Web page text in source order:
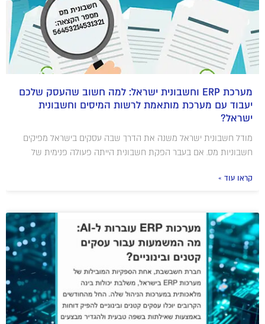
מערכת ERP וחשבונית ישראל: למה חשוב שהעסק שלכם
יעבוד עם מערכת מותאמת לרשות המיסים וחשבונית
ישראל?
מודל חשבונית ישראל משנה את הדרך שבה עסקים בישראל מפיקים
חשבוניות מס. אם בעבר הפקת חשבונית הייתה פעולה פנימית של
קראו עוד »